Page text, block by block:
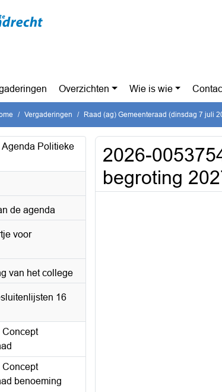
Overzichten Wie is wie
Vergaderingen Raad (ag) Gemeenteraad (dinsdag 7 juli
Agenda Politieke
de agenda
voor
van het college
16
Concept
Concept
benoeming
2026-
begroting